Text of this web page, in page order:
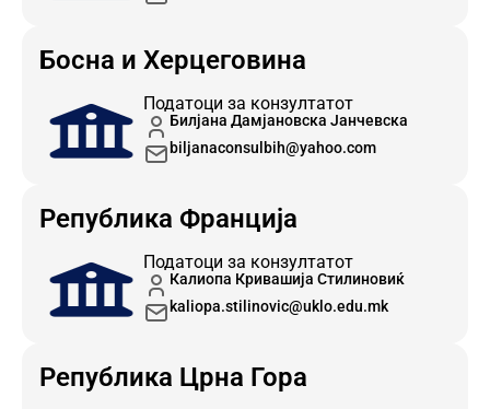
Босна и Херцеговина
Податоци за конзултатот
Билјана Дамјановска Јанчевска
biljanaconsulbih@yahoo.com
Република Франција
Податоци за конзултатот
Калиопа Кривашија Стилиновиќ
kaliopa.stilinovic@uklo.edu.mk
Република Црна Гора